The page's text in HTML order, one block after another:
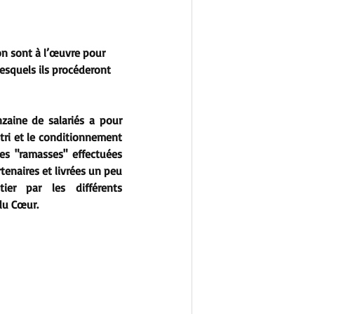
sont à l’œuvre pour
ils procéderont
de salariés a pour
et le conditionnement
"ramasses" effectuées
et livrées un peu
par les différents
Cœur.